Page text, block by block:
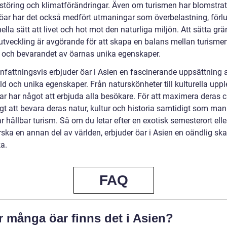
och klimatförändringar. Även om turismen har
har det också medfört utmaningar som överbelastning,
sätt att livet och hot mot den naturliga miljön. Att sätta
är avgörande för att skapa en balans mellan
bevarandet av öarnas unika egenskaper.
erbjuder öar i Asien en fascinerande uppsättning
och unika egenskaper. Från naturskönheter till kulturella
har något att erbjuda alla besökare. För att maximera deras
att bevara deras natur, kultur och historia samtidigt som man
hållbar turism. Så om du letar efter en exotisk semesterort
en annan del av världen, erbjuder öar i Asien en oändlig
FAQ
många öar finns det i Asien?